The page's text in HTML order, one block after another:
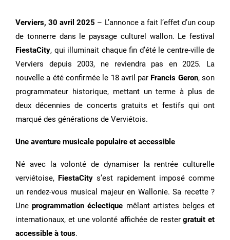
Verviers, 30 avril 2025 – L’annonce a fait l’effet d’un coup
de tonnerre dans le paysage culturel wallon. Le festival
FiestaCity, qui illuminait chaque fin d’été le centre-ville de
Verviers depuis 2003, ne reviendra pas en 2025. La
nouvelle a été confirmée le 18 avril par Francis Geron, son
programmateur historique, mettant un terme à plus de
deux décennies de concerts gratuits et festifs qui ont
marqué des générations de Verviétois.
Une aventure musicale populaire et accessible
Né avec la volonté de dynamiser la rentrée culturelle
verviétoise, FiestaCity s’est rapidement imposé comme
un rendez-vous musical majeur en Wallonie. Sa recette ?
Uneprogrammation éclectique mêlant artistes belges et
internationaux, et une volonté affichée de restergratuit et
accessible à tous.